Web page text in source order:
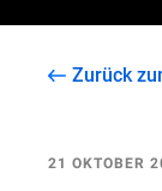
Zurück
21 OKTOBER